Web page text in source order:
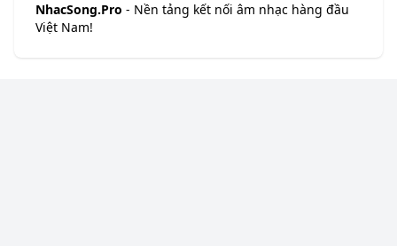
NhacSong.Pro - Nền tảng kết nối âm nhạc hàng đầu
Việt Nam!